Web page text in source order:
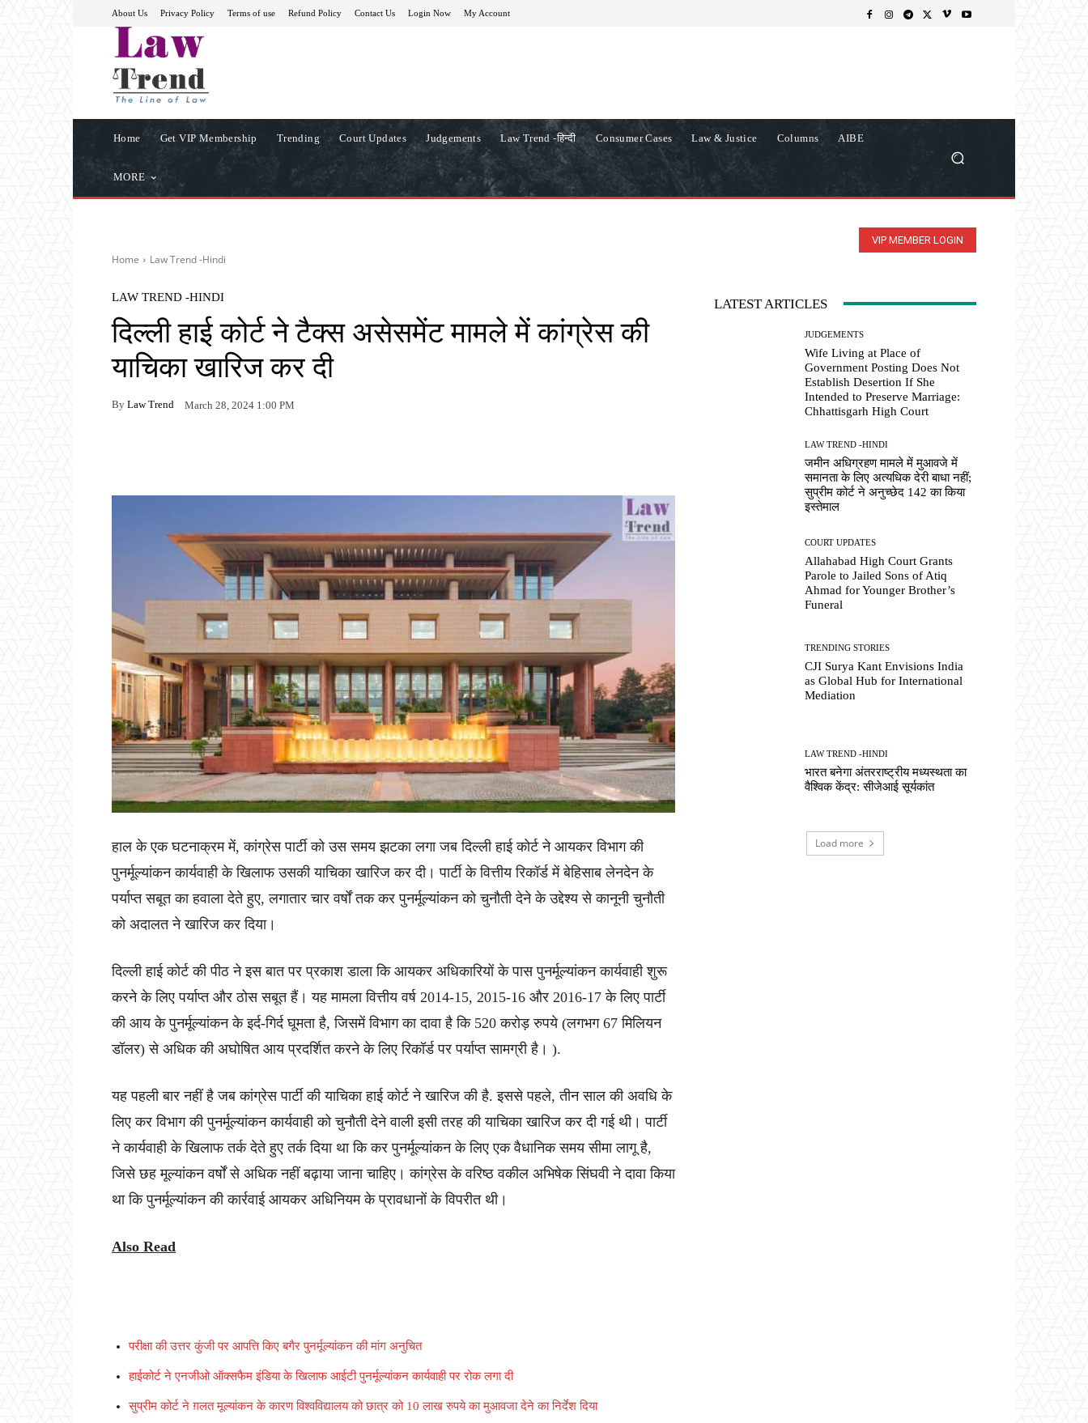
About Us Privacy Policy Terms of use Refund Policy Contact Us Login Now My Account
Home Get VIP Membership Trending Court Updates Judgements Law Trend -हिन्दी Consumer Cases Law & Justice Columns AIBE
MORE
VIP MEMBER LOGIN
Home Law Trend -Hindi
LAW TREND -HINDI
दिल्ली हाई कोर्ट ने टैक्स असेसमेंट मामले में कांग्रेस की
याचिका खारिज कर दी
By Law Trend March 28, 2024 1:00 PM
हाल के एक घटनाक्रम में, कांग्रेस पार्टी को उस समय झटका लगा जब दिल्ली हाई कोर्ट ने आयकर विभाग की
पुनर्मूल्यांकन कार्यवाही के खिलाफ उसकी याचिका खारिज कर दी। पार्टी के वित्तीय रिकॉर्ड में बेहिसाब लेनदेन के
पर्याप्त सबूत का हवाला देते हुए, लगातार चार वर्षों तक कर पुनर्मूल्यांकन को चुनौती देने के उद्देश्य से कानूनी चुनौती
को अदालत ने खारिज कर दिया।
दिल्ली हाई कोर्ट की पीठ ने इस बात पर प्रकाश डाला कि आयकर अधिकारियों के पास पुनर्मूल्यांकन कार्यवाही शुरू
करने के लिए पर्याप्त और ठोस सबूत हैं। यह मामला वित्तीय वर्ष 2014-15, 2015-16 और 2016-17 के लिए पार्टी
की आय के पुनर्मूल्यांकन के इर्द-गिर्द घूमता है, जिसमें विभाग का दावा है कि 520 करोड़ रुपये (लगभग 67 मिलियन
डॉलर) से अधिक की अघोषित आय प्रदर्शित करने के लिए रिकॉर्ड पर पर्याप्त सामग्री है। ).
यह पहली बार नहीं है जब कांग्रेस पार्टी की याचिका हाई कोर्ट ने खारिज की है. इससे पहले, तीन साल की अवधि के
लिए कर विभाग की पुनर्मूल्यांकन कार्यवाही को चुनौती देने वाली इसी तरह की याचिका खारिज कर दी गई थी। पार्टी
ने कार्यवाही के खिलाफ तर्क देते हुए तर्क दिया था कि कर पुनर्मूल्यांकन के लिए एक वैधानिक समय सीमा लागू है,
जिसे छह मूल्यांकन वर्षों से अधिक नहीं बढ़ाया जाना चाहिए। कांग्रेस के वरिष्ठ वकील अभिषेक सिंघवी ने दावा किया
था कि पुनर्मूल्यांकन की कार्रवाई आयकर अधिनियम के प्रावधानों के विपरीत थी।
Also Read
परीक्षा की उत्तर कुंजी पर आपत्ति किए बगैर पुनर्मूल्यांकन की मांग अनुचित
हाईकोर्ट ने एनजीओ ऑक्सफैम इंडिया के खिलाफ आईटी पुनर्मूल्यांकन कार्यवाही पर रोक लगा दी
सुप्रीम कोर्ट ने ग़लत मूल्यांकन के कारण विश्वविद्यालय को छात्र को 10 लाख रुपये का मुआवजा देने का निर्देश दिया
LATEST ARTICLES
JUDGEMENTS
Wife Living at Place of
Government Posting Does Not
Establish Desertion If She
Intended to Preserve Marriage:
Chhattisgarh High Court
LAW TREND -HINDI
जमीन अधिग्रहण मामले में मुआवजे में
समानता के लिए अत्यधिक देरी बाधा नहीं;
सुप्रीम कोर्ट ने अनुच्छेद 142 का किया
इस्तेमाल
COURT UPDATES
Allahabad High Court Grants
Parole to Jailed Sons of Atiq
Ahmad for Younger Brother’s
Funeral
TRENDING STORIES
CJI Surya Kant Envisions India
as Global Hub for International
Mediation
LAW TREND -HINDI
भारत बनेगा अंतरराष्ट्रीय मध्यस्थता का
वैश्विक केंद्र: सीजेआई सूर्यकांत
Load more